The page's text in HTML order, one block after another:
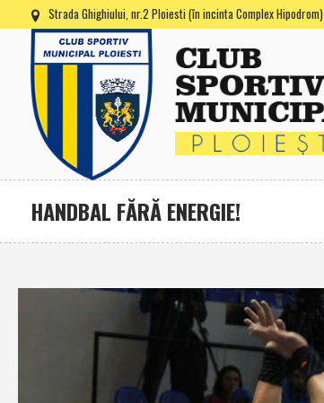
Strada Ghighiului, nr.2 Ploiesti (în incinta Complex Hipodrom)
HANDBAL FĂRĂ ENERGIE!